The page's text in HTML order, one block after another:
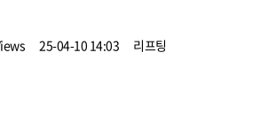
25-04-10 14:03
리프팅